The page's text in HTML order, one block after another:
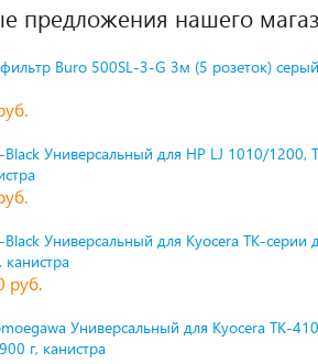
предложения нашего
Buro 500SL-3-G 3м (5 розеток)
Универсальный для HP LJ 1010/1200,
Универсальный для Kyocera TK-серии
канистра
руб.
Универсальный для Kyocera TK-410
г, канистра